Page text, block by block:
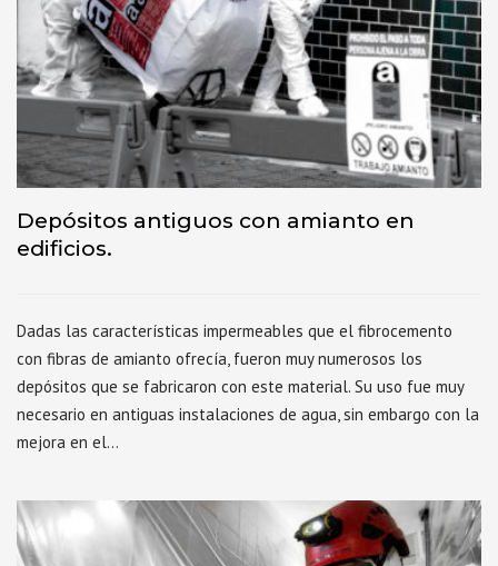
Depósitos antiguos con amianto en
edificios.
Dadas las características impermeables que el fibrocemento
con fibras de amianto ofrecía, fueron muy numerosos los
depósitos que se fabricaron con este material. Su uso fue muy
necesario en antiguas instalaciones de agua, sin embargo con la
mejora en el…